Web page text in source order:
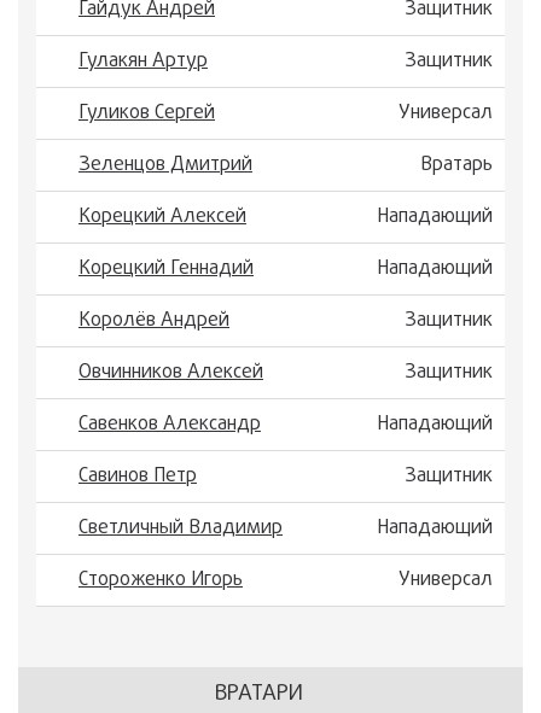
Гайдук Андрей
Защитник
Гулакян Артур
Защитник
Гуликов Сергей
Универсал
Зеленцов Дмитрий
Вратарь
Корецкий Алексей
Нападающий
Корецкий Геннадий
Нападающий
Королёв Андрей
Защитник
Овчинников Алексей
Защитник
Савенков Александр
Нападающий
Савинов Петр
Защитник
Светличный Владимир
Нападающий
Стороженко Игорь
Универсал
ВРАТАРИ